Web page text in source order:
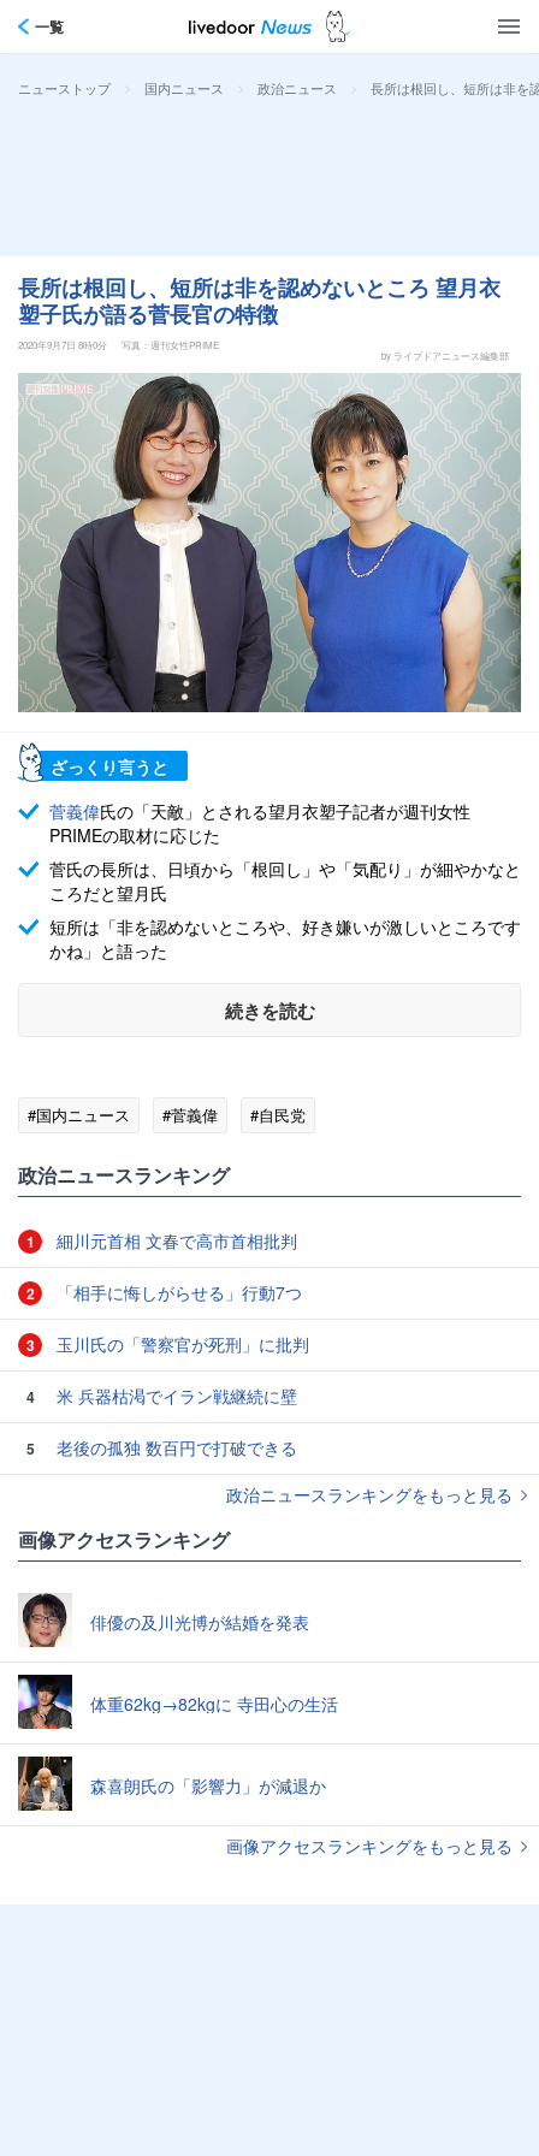
一覧
ニューストップ > 国内ニュース > 政治ニュース > 長所は根回し、短所は非を
長所は根回し、短所は非を認めないところ 望月衣
塑子氏が語る菅長官の特徴
2020年9月7日 8時0分
写真：週刊女性PRIME
by ライブドアニュース編集部
ざっくり言うと
菅義偉氏の「天敵」とされる望月衣塑子記者が週刊女性
PRIMEの取材に応じた
菅氏の長所は、日頃から「根回し」や「気配り」が細やかなと
ころだと望月氏
短所は「非を認めないところや、好き嫌いが激しいところです
かね」と語った
続きを読む
#国内ニュース #菅義偉 #自民党
政治ニュースランキング
1 細川元首相 文春で高市首相批判
2 「相手に悔しがらせる」行動7つ
3 玉川氏の「警察官が死刑」に批判
4 米 兵器枯渇でイラン戦継続に壁
5
老後の孤独 数百円で打破できる
政治ニュースランキングをもっと見る
画像アクセスランキング
俳優の及川光博が結婚を発表
体重62kg→82kgに 寺田心の生活
森喜朗氏の「影響力」が減退か
画像アクセスランキングをもっと見る